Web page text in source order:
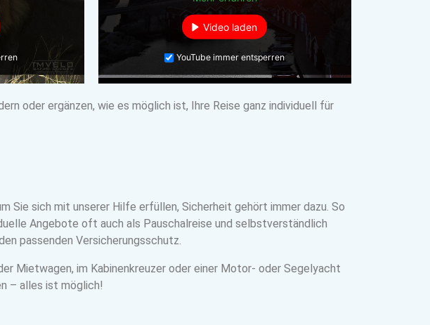
Video laden
YouTube immer entsperren
oder ergänzen, wie es möglich ist, Ihre Reise ganz individuell für
Sie sich mit unserer Hilfe erfüllen, Sicherheit gehört immer dazu. So
Angebote oft auch als Pauschalreise und selbstverständlich
passenden Versicherungsschutz.
Mietwagen, im Kabinenkreuzer oder einer Motor- oder Segelyacht
– alles ist möglich!